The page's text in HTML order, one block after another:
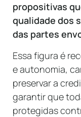
propositivas
qualidade dos
das partes
Essa figura é
e autonomia,
preservar a
garantir que
protegidas